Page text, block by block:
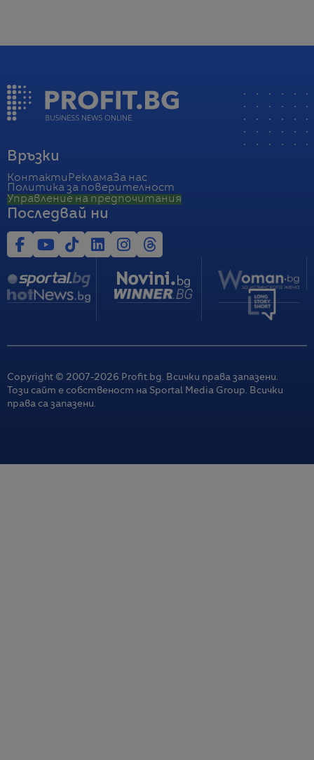
Връзки
Контакти РекламаЗа нас
Политика за поверителност
Управление на предпочитания
Последвай ни
Copyright © 2007-2026 Profit.bg. Всички права запазени.
Този сайт е собственост на Sportal Media Group. Всички
права са запазени.